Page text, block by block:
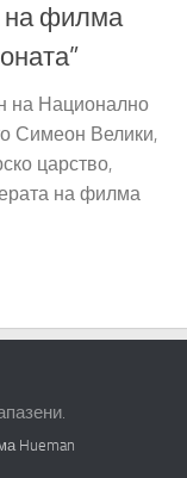
на филма
на Национално
Симеон Велики,
царство,
на филма
Hueman